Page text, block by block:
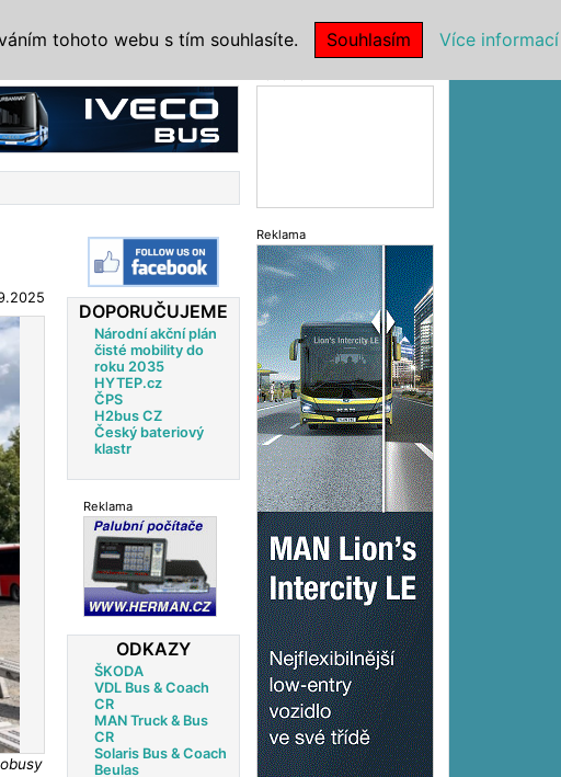
DOPORUČUJEME
Národní akční plán
čisté mobility do
roku 2035
HYTEP.cz
ČPS
H2bus CZ
Český bateriový
klastr
Reklama
ODKAZY
ŠKODA
VDL Bus & Coach
CR
MAN Truck & Bus
CR
Solaris Bus & Coach
Beulas
Reklama
tohoto webu s tím souhlasíte. Souhlasím Více informací